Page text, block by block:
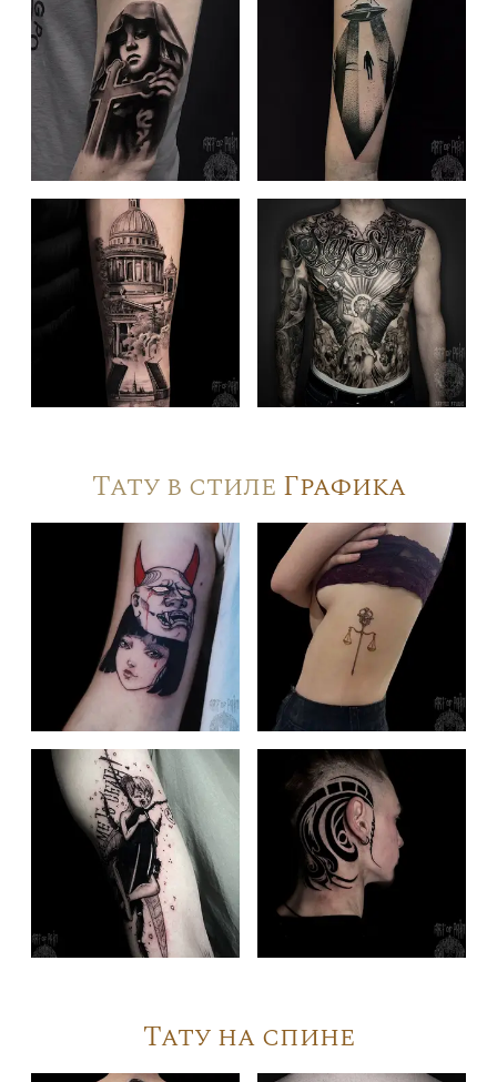
Тату в стиле Графика
Тату на спине